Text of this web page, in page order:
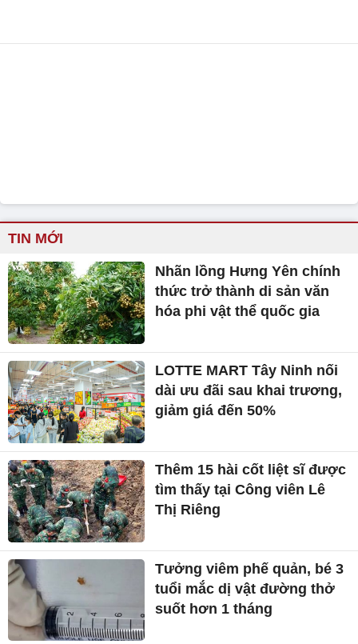
TIN MỚI
Nhãn lồng Hưng Yên chính
thức trở thành di sản văn
hóa phi vật thể quốc gia
LOTTE MART Tây Ninh nối
dài ưu đãi sau khai trương,
giảm giá đến 50%
Thêm 15 hài cốt liệt sĩ được
tìm thấy tại Công viên Lê
Thị Riêng
Tưởng viêm phế quản, bé 3
tuổi mắc dị vật đường thở
suốt hơn 1 tháng